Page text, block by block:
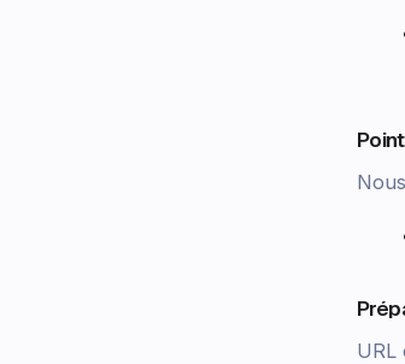
URL